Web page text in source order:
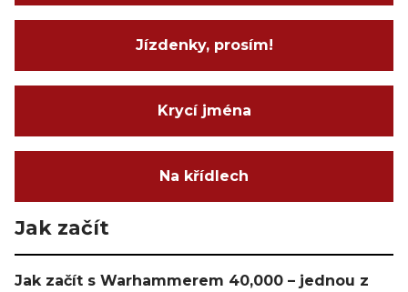
Jízdenky, prosím!
Krycí jména
Na křídlech
Jak začít
Jak začít s Warhammerem 40,000 – jednou z